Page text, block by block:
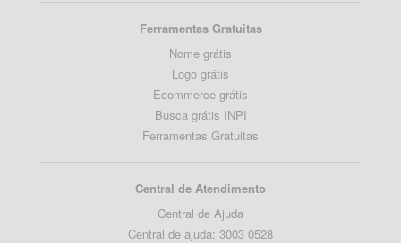
Ferramentas Gratuitas
Nome grátis
Logo grátis
Ecommerce grátis
Busca grátis INPI
Ferramentas Gratuitas
Central de Atendimento
Central de Ajuda
Central de ajuda: 3003 0528